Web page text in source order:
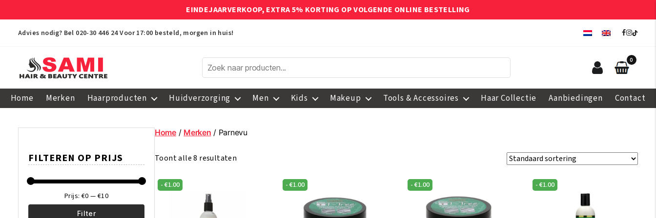
EINDEJAARVERKOOP, EXTRA 5% KORTING OP VOLGENDE ONLINE BESTELLING
Advies nodig? Bel 020-30 446 24 Voor 17:00 besteld, morgen in huis!
Hair
Beauty
0
Home Merken Haarproducten Huidverzorging Men Kids Makeup Tools & Accessoires Haar Collectie Aanbiedingen Contact
FILTEREN OP PRIJS
Filter
Prijs: €0 — €10
Home/ Merken / Parnevu
Toont alle 8 resultaten
- €1.00 - €1.00 - €1.00 - €1.00